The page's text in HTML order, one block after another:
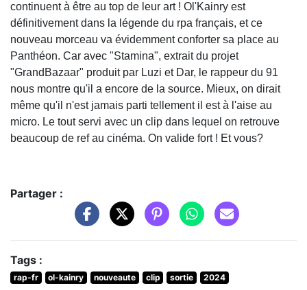
continuent à être au top de leur art ! Ol'Kainry est
définitivement dans la légende du rpa français, et ce
nouveau morceau va évidemment conforter sa place au
Panthéon. Car avec "Stamina", extrait du projet
"GrandBazaar" produit par Luzi et Dar, le rappeur du 91
nous montre qu'il a encore de la source. Mieux, on dirait
même qu'il n'est jamais parti tellement il est à l'aise au
micro. Le tout servi avec un clip dans lequel on retrouve
beaucoup de ref au cinéma. On valide fort ! Et vous?
Partager :
Tags :
rap-fr ol-kainry nouveaute clip sortie 2024